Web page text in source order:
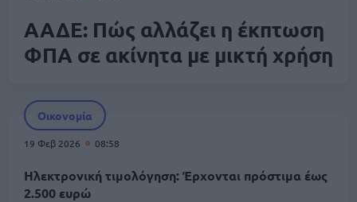
ΑΑΔΕ: Πώς αλλάζει η έκπτωση
ΦΠΑ σε ακίνητα με μικτή χρήση
Οικονομία
19 Φεβ 2026 08:58
Ηλεκτρονική τιμολόγηση: Έρχονται πρόστιμα έως
2.500 ευρώ